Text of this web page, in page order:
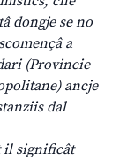
dongje se no
a
(Provincie
ancje
dal
il significât